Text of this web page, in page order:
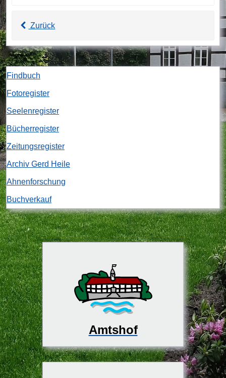
Zurück
Findbuch
Fotoregister
Seelenregister
Bücherregister
Zeitungsregister
Archiv Gerd Heile
Ahnenforschung
Buchverkauf
Amtshof